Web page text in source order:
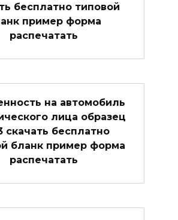
бесплатно типовой
пример форма
распечатать
на автомобиль
лица образец
скачать бесплатно
бланк пример форма
распечатать